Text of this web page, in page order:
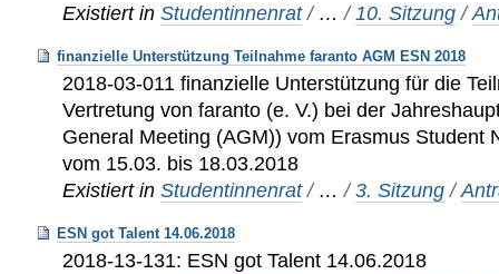
Existiert in Studentinnenrat / …/10. Sitzung /
finanzielle Unterstützung Teilnahme faranto AGM ESN 2018
2018-03-011 finanzielle Unterstützung für die
Vertretung von faranto (e. V.) bei der
General Meeting (AGM)) vom Erasmus Student
vom 15.03. bis 18.03.2018
Existiert in Studentinnenrat / …/3. Sitzung /
ESN got Talent 14.06.2018
2018-13-131: ESN got Talent 14.06.2018